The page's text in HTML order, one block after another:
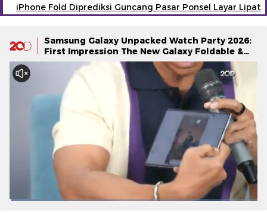
iPhone Fold Diprediksi Guncang Pasar Ponsel Layar Lipat
Samsung Galaxy Unpacked Watch Party 2026:
First Impression The New Galaxy Foldable &
Galaxy Watch Series